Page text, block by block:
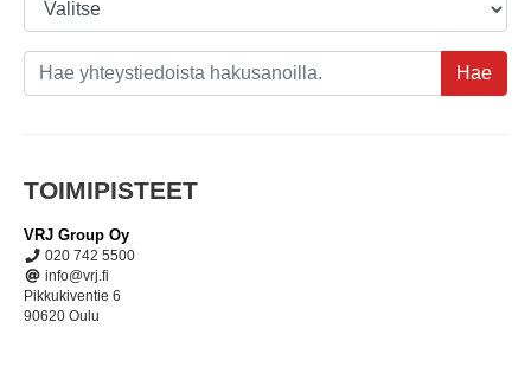
Hae
TOIMIPISTEET
VRJ Group Oy
020 742 5500
info@vrj.fi
Pikkukiventie 6
90620 Oulu